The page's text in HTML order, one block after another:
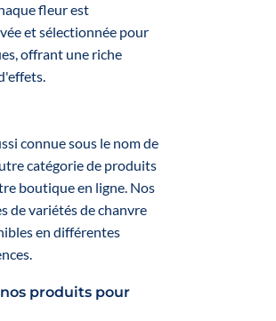
fleur est
et sélectionnée pour
offrant une riche
connue sous le nom de
catégorie de produits
boutique en ligne. Nos
de variétés de chanvre
en différentes
produits pour